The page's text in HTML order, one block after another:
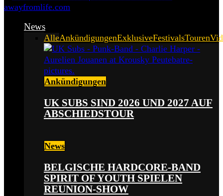
News
AlleAnkündigungenExklusiveFestivalsTouren
Ankündigungen
UK SUBS SIND 2026 UND 2027 AUF
ABSCHIEDSTOUR
News
BELGISCHE HARDCORE-BAND
SPIRIT OF YOUTH SPIELEN
REUNION-SHOW